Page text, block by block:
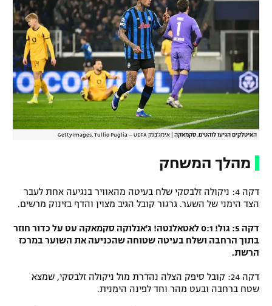
האיטלקים הגיעו לוהטים. סקמאקה אימג'בנק GettyImages, Tullio Puglia – UEFA
מהלך המשחק
דקה 4: ניקולה זלבסקי שלח בעיטה מהאוויר בנגיעה אחת לעבר
הצד הימני של השער. גרגור קובל הגיב מצוין והדף בזינוק מרשים.
דקה 5: גול! 0:1 לאטאלנטה! ג'אנלוקה סקמאקה עט על כדור חוזר
בתוך הרחבה ושלח בעיטה שטוחה שהכניעה את השוער במרכז
הרשת.
דקה 24: קובל סיפק הצלה נהדרת מול ניקולה זלבסקי, שמצא
שטח ברחבה ובעט מהר וחד לפינה הימנית.